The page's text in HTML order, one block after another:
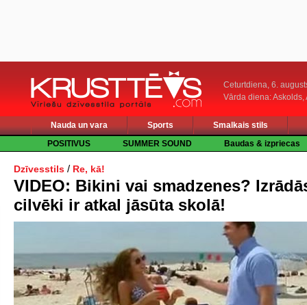
Ceturtdiena, 6.
Vārda diena: Askolds,
Nauda un vara Sports
Smalkais stils
POSITIVUS
SUMMER SOUND Baudas & izpriecas
Dzīvesstils / Re, kā!
VIDEO: Bikini vai smadzenes?
cilvēki ir atkal jāsūta skolā!